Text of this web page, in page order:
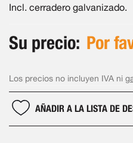
Incl. cerradero galvanizado.
Su precio: Por
Los precios no incluyen IVA ni
AÑADIR A LA LISTA DE